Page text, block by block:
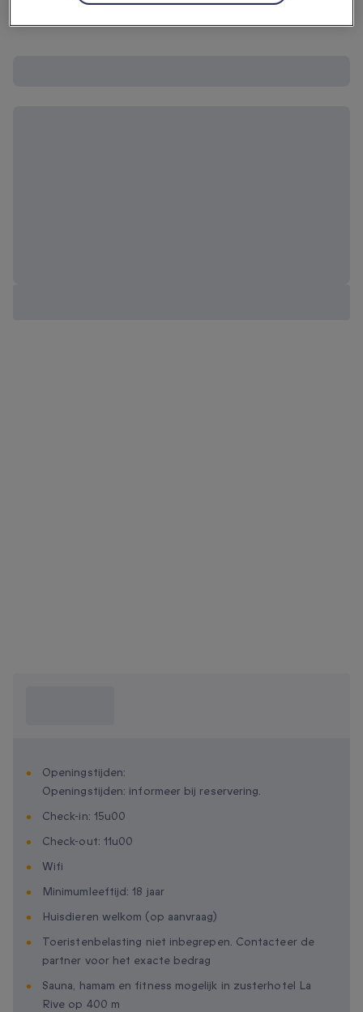
Openingstijden:
Openingstijden: informeer bij reservering.
Check-in: 15u00
Check-out: 11u00
Wifi
Minimumleeftijd: 18 jaar
Huisdieren welkom (op aanvraag)
Toeristenbelasting niet inbegrepen. Contacteer de
partner voor het exacte bedrag
Sauna, hamam en fitness mogelijk in zusterhotel La
Rive op 400 m